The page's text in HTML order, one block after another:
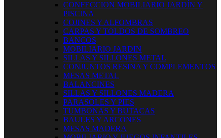
CONFECCION MOBILIARIO JARDÍN Y
PISCINA
COJINES Y ALFOMBRAS
CARPAS Y TOLDOS DE SOMBREO
BANCOS
MOBILIARIO JARDIN
SILLAS Y SILLONES METAL
CONJUNTOS RESINA Y COMPLEMENTOS
MESAS METAL
BALANCINES
SILLAS Y SILLONES MADERA
PARASOLES Y PIES
TUMBONAS Y BUTACAS
BAULES Y ARCONES
MESAS MADERA